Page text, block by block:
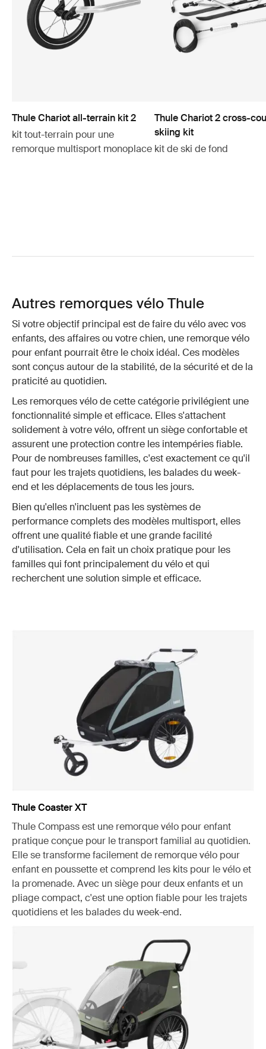
Thule Chariot all-terrain kit 2
kit tout-terrain pour une
remorque multisport monoplace
Thule Chariot 2 cross-
skiing kit
kit de ski de fond
Autres remorques vélo Thule
Si votre objectif principal est de faire du vélo avec vos
enfants, des affaires ou votre chien, une remorque vélo
pour enfant pourrait être le choix idéal. Ces modèles
sont conçus autour de la stabilité, de la sécurité et de la
praticité au quotidien.
Les remorques vélo de cette catégorie privilégient une
fonctionnalité simple et efficace. Elles s'attachent
solidement à votre vélo, offrent un siège confortable et
assurent une protection contre les intempéries fiable.
Pour de nombreuses familles, c'est exactement ce qu'il
faut pour les trajets quotidiens, les balades du week-
end et les déplacements de tous les jours.
Bien qu'elles n'incluent pas les systèmes de
performance complets des modèles multisport, elles
offrent une qualité fiable et une grande facilité
d'utilisation. Cela en fait un choix pratique pour les
familles qui font principalement du vélo et qui
recherchent une solution simple et efficace.
Thule Coaster XT
Thule Compass est une remorque vélo pour enfant
pratique conçue pour le transport familial au quotidien.
Elle se transforme facilement de remorque vélo pour
enfant en poussette et comprend les kits pour le vélo et
la promenade. Avec un siège pour deux enfants et un
pliage compact, c'est une option fiable pour les trajets
quotidiens et les balades du week-end.